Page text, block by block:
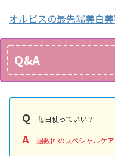
オルビスの最先端美白
Q&A
Q 毎日使っていい？
A 週数回のスペシャルケ